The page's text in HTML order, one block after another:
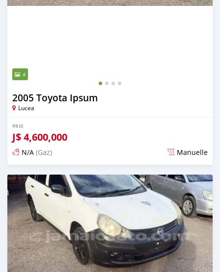
4
2005 Toyota Ipsum
Lucea
PRIX
J$4,600,000
N/A (Gaz) Manuelle
Publié il y a 3 mois